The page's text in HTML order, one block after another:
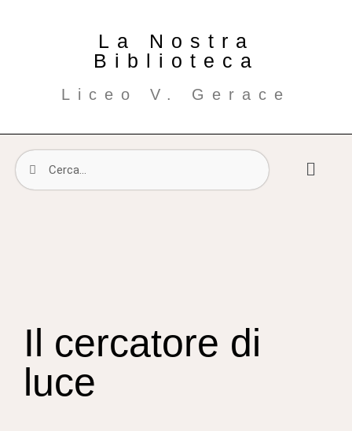
La Nostra
Biblioteca
Liceo V. Gerace
Il cercatore di
luce